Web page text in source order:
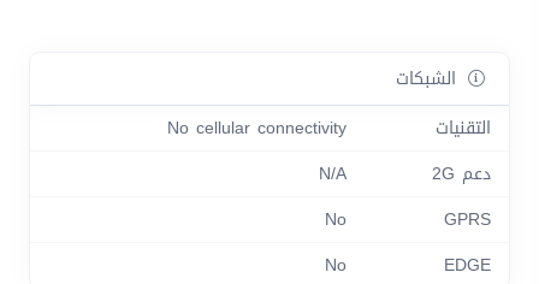
الشبكات
التقنيات
No cellular connectivity
دعم 2G
N/A
GPRS
No
EDGE
No